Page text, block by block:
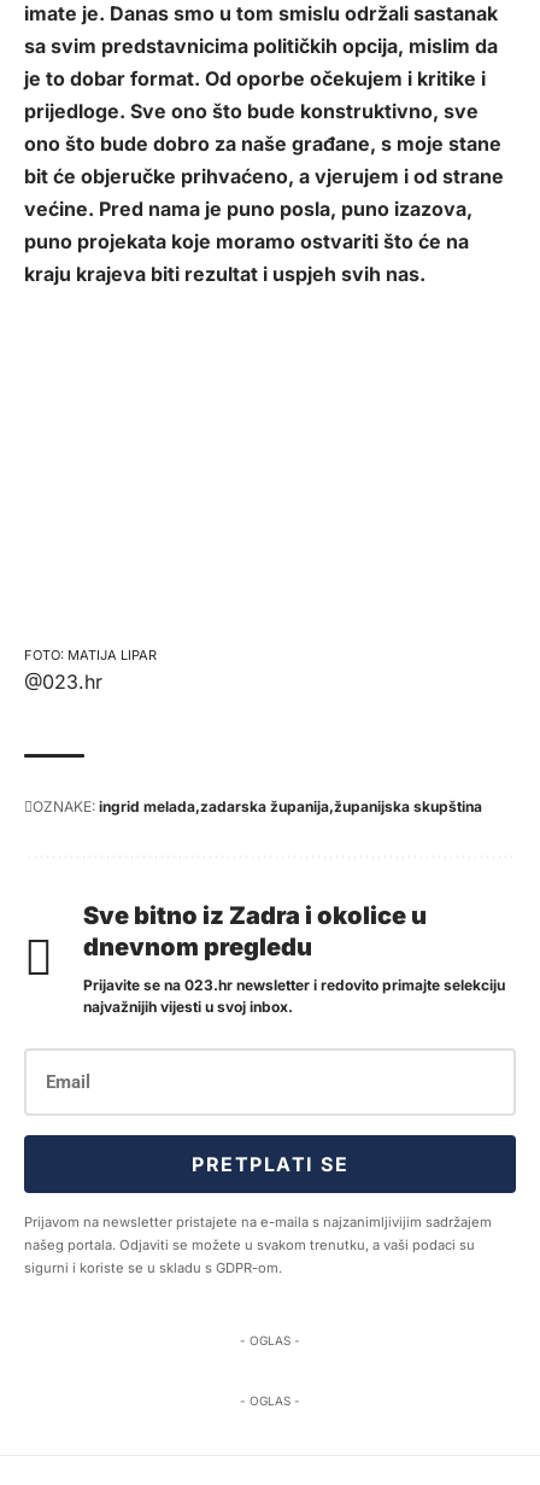
imate je. Danas smo u tom smislu održali sastanak
sa svim predstavnicima političkih opcija, mislim da
je to dobar format. Od oporbe očekujem i kritike i
prijedloge. Sve ono što bude konstruktivno, sve
ono što bude dobro za naše građane, s moje stane
bit će objeručke prihvaćeno, a vjerujem i od strane
većine. Pred nama je puno posla, puno izazova,
puno projekata koje moramo ostvariti što će na
kraju krajeva biti rezultat i uspjeh svih nas.
MATIJA LIPAR
@023.hr
OZNAKE: ingrid melada zadarska županija županijska skupština
Sve bitno iz Zadra i okolice u
dnevnom pregledu
Prijavite se na 023.hr newsletter i redovito primajte selekciju
najvažnijih vijesti u svoj inbox.
PRETPLATI SE
Prijavom na newsletter pristajete na e-maila s najzanimljivijim sadržajem
našeg portala. Odjaviti se možete u svakom trenutku, a vaši podaci su
sigurni i koriste se u skladu s GDPR-om.
- OGLAS -
- OGLAS -